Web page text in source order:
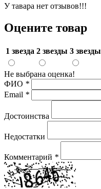
У тавара нет отзывов!!!
Оцените товар
1 звезда 2 звезды 3 звезды
Не выбрана оценка!
ФИО *
Email *
Достоинства
Недостатки
Комментарий *